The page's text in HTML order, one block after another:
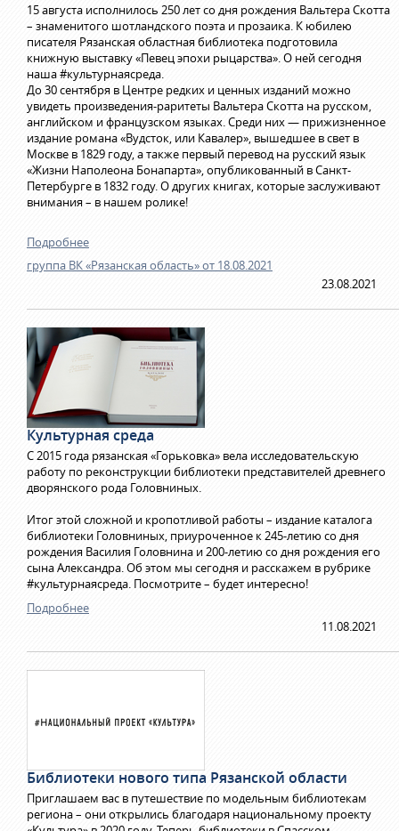
15 августа исполнилось 250 лет со дня рождения Вальтера Скотта
– знаменитого шотландского поэта и прозаика. К юбилею
писателя Рязанская областная библиотека подготовила
книжную выставку «Певец эпохи рыцарства». О ней сегодня
наша#культурнаясреда.
До 30 сентября в Центре редких и ценных изданий можно
увидеть произведения-раритеты Вальтера Скотта на русском,
английском и французском языках. Среди них — прижизненное
издание романа «Вудсток, или Кавалер», вышедшее в свет в
Москве в 1829 году, а также первый перевод на русский язык
«Жизни Наполеона Бонапарта», опубликованный в Санкт-
Петербурге в 1832 году. О других книгах, которые заслуживают
внимания – в нашем ролике!
Подробнее
группа ВК «Рязанская область» от 18.08.2021
23.08.2021
Культурная среда
С 2015 года рязанская «Горьковка» вела исследовательскую
работу по реконструкции библиотеки представителей древнего
дворянского рода Головниных.
Итог этой сложной и кропотливой работы – издание каталога
библиотеки Головниных, приуроченное к 245-летию со дня
рождения Василия Головнина и 200-летию со дня рождения его
сына Александра. Об этом мы сегодня и расскажем в рубрике
#культурнаясреда. Посмотрите – будет интересно!
Подробнее
11.08.2021
Библиотеки нового типа Рязанской области
Приглашаем вас в путешествие по модельным библиотекам
региона – они открылись благодаря национальному проекту